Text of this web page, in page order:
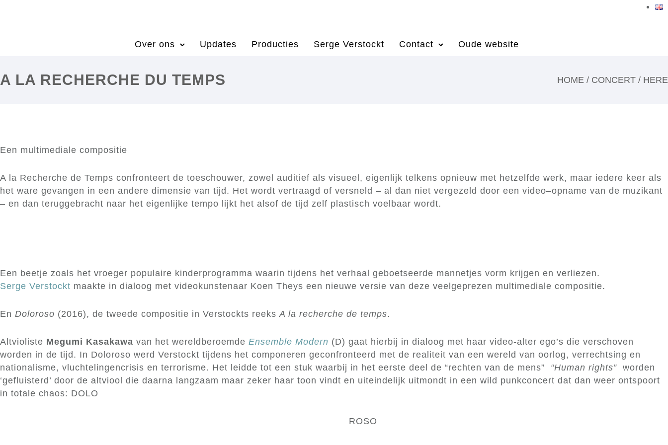
Over ons Updates Producties Serge Verstockt Contact Oude website
A LA RECHERCHE DU TEMPS HOME / CONCERT / HERE
Een multimediale compositie
A la Recherche de Temps confronteert de toeschouwer, zowel auditief als visueel, eigenlijk telkens opnieuw met hetzelfde werk, maar iedere keer als
het ware gevangen in een andere dimensie van tijd. Het wordt vertraagd of versneld – al dan niet vergezeld door een video–opname van de muzikant
– en dan teruggebracht naar het eigenlijke tempo lijkt het alsof de tijd zelf plastisch voelbaar wordt.
Een beetje zoals het vroeger populaire kinderprogramma waarin tijdens het verhaal geboetseerde mannetjes vorm krijgen en verliezen.
Serge Verstockt maakte in dialoog met videokunstenaar Koen Theys een nieuwe versie van deze veelgeprezen multimediale compositie.
En Doloroso (2016), de tweede compositie in Verstockts reeksA la recherche de temps.
Altvioliste Megumi Kasakawa van het wereldberoemde Ensemble Modern (D) gaat hierbij in dialoog met haar video-alter ego’s die verschoven
worden in de tijd. In Doloroso werd Verstockt tijdens het componeren geconfronteerd met de realiteit van een wereld van oorlog, verrechtsing en
nationalisme, vluchtelingencrisis en terrorisme. Het leidde tot een stuk waarbij in het eerste deel de “rechten van de mens” “Human rights” worden
‘gefluisterd’ door de altviool die daarna langzaam maar zeker haar toon vindt en uiteindelijk uitmondt in een wild punkconcert dat dan weer ontspoort
in totale chaos: DOLO
ROSO